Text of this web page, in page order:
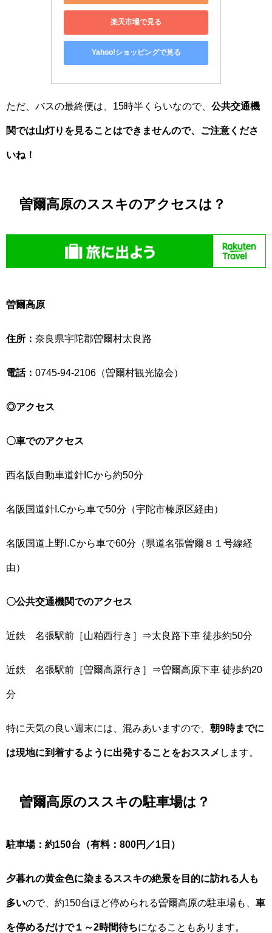
楽天市場で見る
Yahoo!ショッピングで見る
ただ、バスの最終便は、15時半くらいなので、 公共交通機
関では山灯りを見ることはできませんので、ご注意くださ
いね！
曽爾高原のススキのアクセスは？
曽爾高原
住所： 奈良県宇陀郡曽爾村太良路
電話： 0745-94-2106（曽爾村観光協会）
◎アクセス
〇車でのアクセス
西名阪自動車道針ICから約50分
名阪国道針I.Cから車で50分（宇陀市榛原区経由）
名阪国道上野I.Cから車で60分（県道名張曽爾８１号線経
由）
〇公共交通機関でのアクセス
近鉄 名張駅前［山粕西行き］⇒太良路下車 徒歩約50分
近鉄 名張駅前［曽爾高原行き］⇒曽爾高原下車 徒歩約20
分
特に天気の良い週末には、混みあいますので、 朝9時までに
は現地に到着するように出発することをおススメ します。
曽爾高原のススキの駐車場は？
駐車場：約150台（有料：800円／1日）
夕暮れの黄金色に染まるススキの絶景を目的に訪れる人も
多いので、約150台ほど停められる曽爾高原の駐車場も、 車
を停めるだけで１～2時間待ちになることもあります。